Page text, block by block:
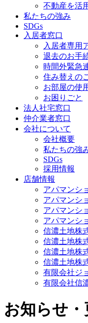
不動産を活
私たちの強み
SDGs
入居者窓口
入居者専用
退去のお手
時間外緊急
住み替えの
お部屋の使
お困りごと
法人社宅窓口
仲介業者窓口
会社について
会社概要
私たちの強
SDGs
採用情報
店舗情報
アパマンシ
アパマンシ
アパマンシ
アパマンシ
信濃土地株
信濃土地株
信濃土地株
信濃土地株
有限会社ジ
有限会社信
お知らせ・